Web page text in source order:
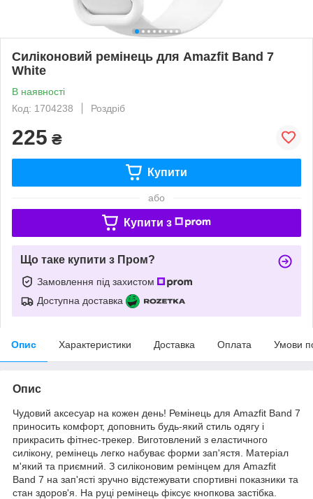
Силіконовий ремінець для Amazfit Band 7
White
В наявності
Код: 1704238
Роздріб
225 ₴
Купити
або
Купити з
Що таке купити з Пром?
Замовлення під захистом
Доступна доставка
Опис Характеристики Доставка Оплата Умови
Опис
Чудовий аксесуар на кожен день! Ремінець для Amazfit Band 7
приносить комфорт, доповнить будь-який стиль одягу і
прикрасить фітнес-трекер. Виготовлений з еластичного
силікону, ремінець легко набуває форми зап'ястя. Матеріал
м'який та приємний. З силіконовим ремінцем для Amazfit
Band 7 на зап'ясті зручно відстежувати спортивні показники та
стан здоров'я. На руці ремінець фіксує кнопкова застібка.